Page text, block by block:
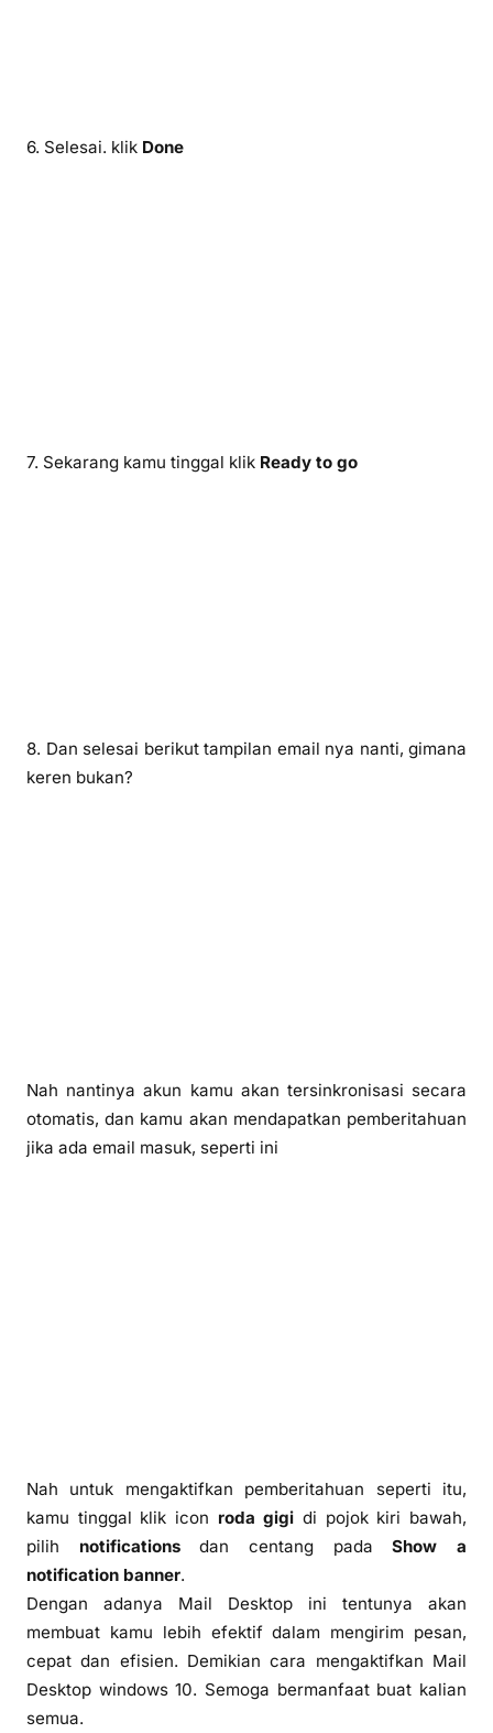
6. Selesai. klik Done
7. Sekarang kamu tinggal klik Ready to go
8. Dan selesai berikut tampilan email nya nanti, gimana
keren bukan?
Nah nantinya akun kamu akan tersinkronisasi secara
otomatis, dan kamu akan mendapatkan pemberitahuan
jika ada email masuk, seperti ini
Nah untuk mengaktifkan pemberitahuan seperti itu,
kamu tinggal klik icon roda gigi di pojok kiri bawah,
pilih notificationsdan centang padaShow a
notification banner.
Dengan adanya Mail Desktop ini tentunya akan
membuat kamu lebih efektif dalam mengirim pesan,
cepat dan efisien. Demikian cara mengaktifkan Mail
Desktop windows 10. Semoga bermanfaat buat kalian
semua.